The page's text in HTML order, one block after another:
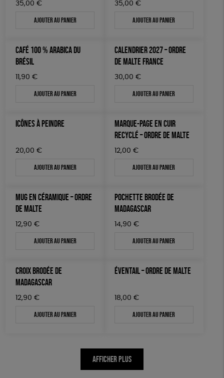
LIVRES
Fabrication artisanale PEFC Fabriqué en Espagne
Textile Bio ESAT Fabriqué en France
35,00 €
Ajouter au panier
35,00 €
Ajouter au panier
CAFÉ 100 % ARABICA DU
BRÉSIL
11,90 €
Ajouter au panier
CALENDRIER 2027 – ORDRE
DE MALTE FRANCE
30,00 €
Ajouter au panier
ICÔNES À PEINDRE
20,00 €
Ajouter au panier
MARQUE-PAGE EN CUIR
RECYCLÉ – ORDRE DE MALTE
12,00 €
Ajouter au panier
MUG EN CÉRAMIQUE – ORDRE
DE MALTE
12,90 €
Ajouter au panier
POCHETTE BRODÉE DE
MADAGASCAR
14,90 €
Ajouter au panier
CROIX BRODÉE DE
MADAGASCAR
12,90 €
Ajouter au panier
ÉVENTAIL – ORDRE DE MALTE
18,00 €
Ajouter au panier
AFFICHER PLUS